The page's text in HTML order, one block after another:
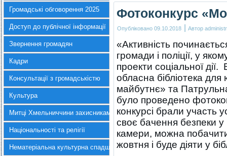
Громадські обговорення 2025
Доступ до публічної інформації
Звернення громадян
Кадри
Консультації з громадськістю
Культура
Митці Хмельниччини захисникам України
Національності та релігії
Нематеріальна культурна спадщина
Фотоконкурс
Опубліковано 09.10.2018 | Автор
«Активність
громади і поліції, у
проекти соціальної
обласна бібліотека
майбутнє» та
було проведено
конкурсі брали участь
своє бачення безпеки
камери, можна
жовтня і буде діяти у